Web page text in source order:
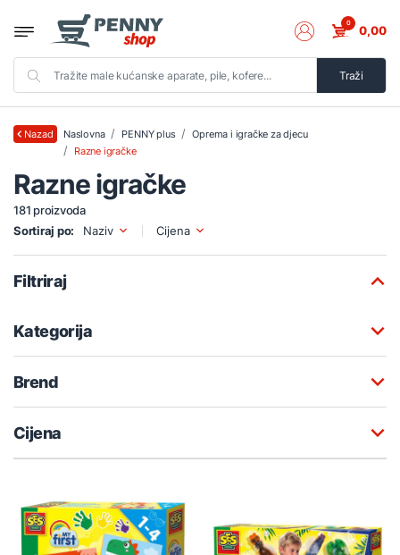
Traži
0 0,00
Nazad Naslovna PENNY plus
Oprema i igračke za djecu
Razne igračke
Razne igračke
181 proizvoda
Sortiraj po:
Naziv Cijena
Filtriraj
Kategorija
Brend
Cijena